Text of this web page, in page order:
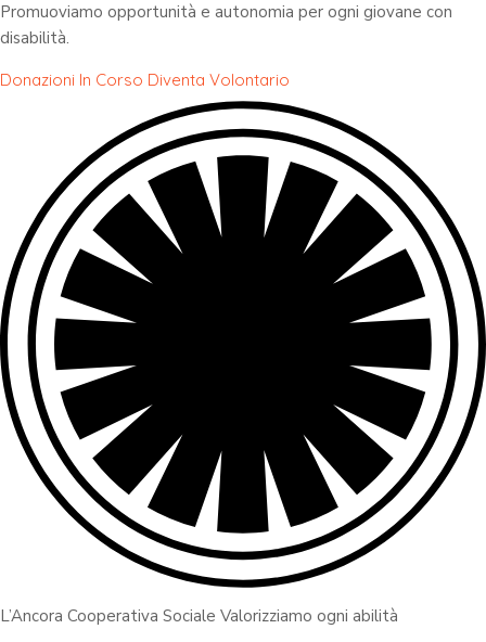
Promuoviamo opportunità e autonomia per ogni giovane con
disabilità.
Donazioni In Corso Diventa Volontario
L’Ancora Cooperativa Sociale Valorizziamo ogni abilità